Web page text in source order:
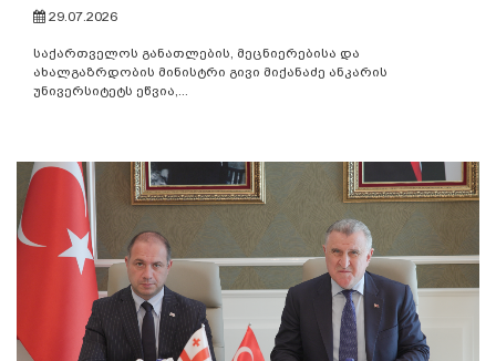
29.07.2026
საქართველოს განათლების, მეცნიერებისა და
ახალგაზრდობის მინისტრი გივი მიქანაძე ანკარის
უნივერსიტეტს ეწვია,...